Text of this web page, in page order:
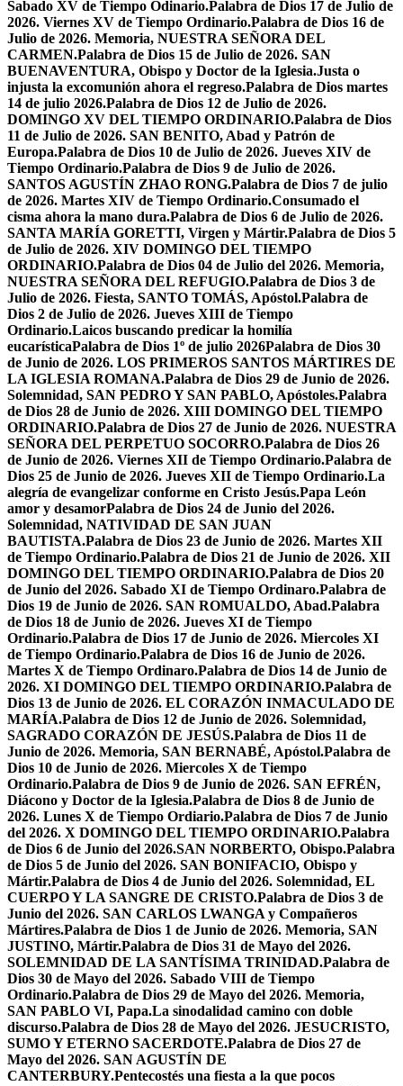
Sabado XV de Tiempo Odinario.Palabra de Dios 17 de Julio de
2026. Viernes XV de Tiempo Ordinario.Palabra de Dios 16 de
Julio de 2026. Memoria, NUESTRA SEÑORA DEL
CARMEN.Palabra de Dios 15 de Julio de 2026. SAN
BUENAVENTURA, Obispo y Doctor de la Iglesia.Justa o
injusta la excomunión ahora el regreso.Palabra de Dios martes
14 de julio 2026.Palabra de Dios 12 de Julio de 2026.
DOMINGO XV DEL TIEMPO ORDINARIO.Palabra de Dios
11 de Julio de 2026. SAN BENITO, Abad y Patrón de
Europa.Palabra de Dios 10 de Julio de 2026. Jueves XIV de
Tiempo Ordinario.Palabra de Dios 9 de Julio de 2026.
SANTOS AGUSTÍN ZHAO RONG.Palabra de Dios 7 de julio
de 2026. Martes XIV de Tiempo Ordinario.Consumado el
cisma ahora la mano dura.Palabra de Dios 6 de Julio de 2026.
SANTA MARÍA GORETTI, Virgen y Mártir.Palabra de Dios 5
de Julio de 2026. XIV DOMINGO DEL TIEMPO
ORDINARIO.Palabra de Dios 04 de Julio del 2026. Memoria,
NUESTRA SEÑORA DEL REFUGIO.Palabra de Dios 3 de
Julio de 2026. Fiesta, SANTO TOMÁS, Apóstol.Palabra de
Dios 2 de Julio de 2026. Jueves XIII de Tiempo
Ordinario.Laicos buscando predicar la homilía
eucarísticaPalabra de Dios 1º de julio 2026Palabra de Dios 30
de Junio de 2026. LOS PRIMEROS SANTOS MÁRTIRES DE
LA IGLESIA ROMANA.Palabra de Dios 29 de Junio de 2026.
Solemnidad, SAN PEDRO Y SAN PABLO, Apóstoles.Palabra
de Dios 28 de Junio de 2026. XIII DOMINGO DEL TIEMPO
ORDINARIO.Palabra de Dios 27 de Junio de 2026. NUESTRA
SEÑORA DEL PERPETUO SOCORRO.Palabra de Dios 26
de Junio de 2026. Viernes XII de Tiempo Ordinario.Palabra de
Dios 25 de Junio de 2026. Jueves XII de Tiempo Ordinario.La
alegría de evangelizar conforme en Cristo Jesús.Papa León
amor y desamorPalabra de Dios 24 de Junio del 2026.
Solemnidad, NATIVIDAD DE SAN JUAN
BAUTISTA.Palabra de Dios 23 de Junio de 2026. Martes XII
de Tiempo Ordinario.Palabra de Dios 21 de Junio de 2026. XII
DOMINGO DEL TIEMPO ORDINARIO.Palabra de Dios 20
de Junio del 2026. Sabado XI de Tiempo Ordinaro.Palabra de
Dios 19 de Junio de 2026. SAN ROMUALDO, Abad.Palabra
de Dios 18 de Junio de 2026. Jueves XI de Tiempo
Ordinario.Palabra de Dios 17 de Junio de 2026. Miercoles XI
de Tiempo Ordinario.Palabra de Dios 16 de Junio de 2026.
Martes X de Tiempo Ordinaro.Palabra de Dios 14 de Junio de
2026. XI DOMINGO DEL TIEMPO ORDINARIO.Palabra de
Dios 13 de Junio de 2026. EL CORAZÓN INMACULADO DE
MARÍA.Palabra de Dios 12 de Junio de 2026. Solemnidad,
SAGRADO CORAZÓN DE JESÚS.Palabra de Dios 11 de
Junio de 2026. Memoria, SAN BERNABÉ, Apóstol.Palabra de
Dios 10 de Junio de 2026. Miercoles X de Tiempo
Ordinario.Palabra de Dios 9 de Junio de 2026. SAN EFRÉN,
Diácono y Doctor de la Iglesia.Palabra de Dios 8 de Junio de
2026. Lunes X de Tiempo Ordiario.Palabra de Dios 7 de Junio
del 2026. X DOMINGO DEL TIEMPO ORDINARIO.Palabra
de Dios 6 de Junio del 2026.SAN NORBERTO, Obispo.Palabra
de Dios 5 de Junio del 2026. SAN BONIFACIO, Obispo y
Mártir.Palabra de Dios 4 de Junio del 2026. Solemnidad, EL
CUERPO Y LA SANGRE DE CRISTO.Palabra de Dios 3 de
Junio del 2026. SAN CARLOS LWANGA y Compañeros
Mártires.Palabra de Dios 1 de Junio de 2026. Memoria, SAN
JUSTINO, Mártir.Palabra de Dios 31 de Mayo del 2026.
SOLEMNIDAD DE LA SANTÍSIMA TRINIDAD.Palabra de
Dios 30 de Mayo del 2026. Sabado VIII de Tiempo
Ordinario.Palabra de Dios 29 de Mayo del 2026. Memoria,
SAN PABLO VI, Papa.La sinodalidad camino con doble
discurso.Palabra de Dios 28 de Mayo del 2026. JESUCRISTO,
SUMO Y ETERNO SACERDOTE.Palabra de Dios 27 de
Mayo del 2026. SAN AGUSTÍN DE
CANTERBURY.Pentecostés una fiesta a la que pocos